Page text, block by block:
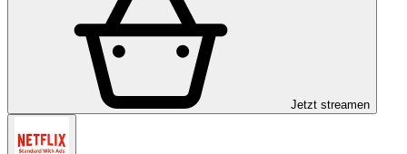
Jetzt streamen